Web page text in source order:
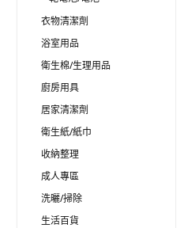
衣物清潔劑
浴室用品
衛生棉/生理用品
廚房用具
居家清潔劑
衛生紙/紙巾
收納整理
成人專區
洗曬/掃除
生活百貨